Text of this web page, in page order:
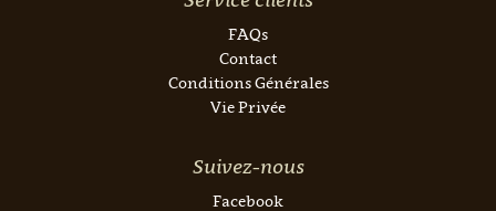
FAQs
Contact
Conditions Générales
Vie Privée
Suivez-nous
Facebook